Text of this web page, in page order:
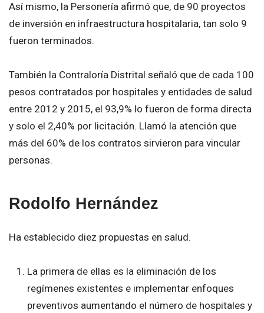
Así mismo, la Personería afirmó que, de 90 proyectos
de inversión en infraestructura hospitalaria, tan solo 9
fueron terminados.
También la Contraloría Distrital señaló que de cada 100
pesos contratados por hospitales y entidades de salud
entre 2012 y 2015, el 93,9% lo fueron de forma directa
y solo el 2,40% por licitación. Llamó la atención que
más del 60% de los contratos sirvieron para vincular
personas.
Rodolfo Hernández
Ha establecido diez propuestas en salud.
La primera de ellas es la eliminación de los
regímenes existentes e implementar enfoques
preventivos aumentando el número de hospitales y